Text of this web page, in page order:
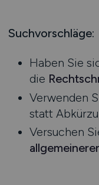
Schienen- /
Supply Chain
Vertrieb /
Zoll / Behörden
Sonstige
Mecklenburg-
Nordrhein-
Rheinland-Pfalz
Saarland
Sachsen
Sachsen-Anhalt
Schleswig-
Suchvorschläge:
Haben Sie
die
Verwenden
statt
Versuchen